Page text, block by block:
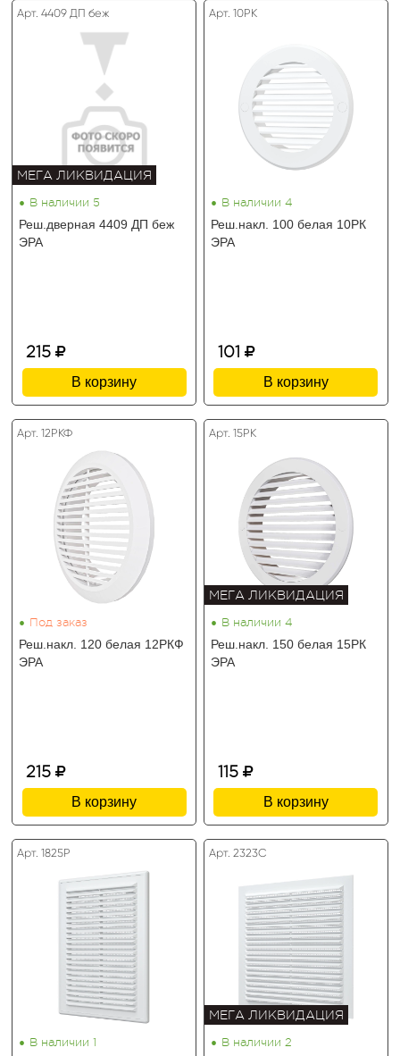
Арт. 4409 ДП беж
МЕГА ЛИКВИДАЦИЯ
• В наличии 5
Реш.дверная 4409 ДП беж
ЭРА
215
В корзину
Арт. 10РК
• В наличии 4
Реш.накл. 100 белая 10РК
ЭРА
101
В корзину
Арт. 12РКФ
• Под заказ
Реш.накл. 120 белая 12РКФ
ЭРА
215
В корзину
Арт. 15РК
МЕГА ЛИКВИДАЦИЯ
• В наличии 4
Реш.накл. 150 белая 15РК
ЭРА
115
В корзину
Арт. 1825Р
• В наличии 1
Арт. 2323С
МЕГА ЛИКВИДАЦИЯ
• В наличии 2